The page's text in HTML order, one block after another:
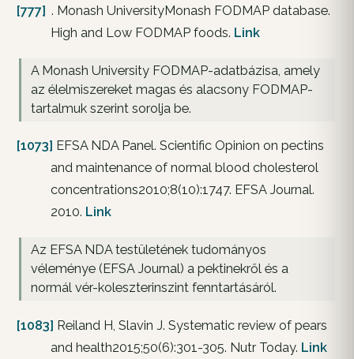
[777] . Monash UniversityMonash FODMAP database.
High and Low FODMAP foods. Link
A Monash University FODMAP-adatbázisa, amely
az élelmiszereket magas és alacsony FODMAP-
tartalmuk szerint sorolja be.
[1073] EFSA NDA Panel. Scientific Opinion on pectins
and maintenance of normal blood cholesterol
concentrations2010;8(10):1747. EFSA Journal.
2010. Link
Az EFSA NDA testületének tudományos
véleménye (EFSA Journal) a pektinekről és a
normál vér-koleszterinszint fenntartásáról.
[1083] Reiland H, Slavin J. Systematic review of pears
and health2015;50(6):301-305. Nutr Today. Link